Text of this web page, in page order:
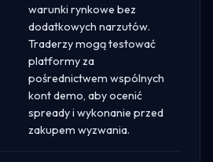
warunki rynkowe bez
dodatkowych narzutów.
Traderzy mogą testować
platformy za
pośrednictwem wspólnych
kont demo, aby ocenić
spready i wykonanie przed
zakupem wyzwania.